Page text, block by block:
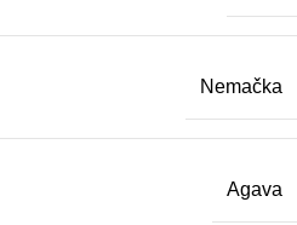
Nemačka
Agava